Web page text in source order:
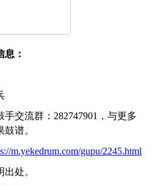
息：
交流群：282747901，与更多
谱。
m.yekedrum.com/gupu/2245.html
处。